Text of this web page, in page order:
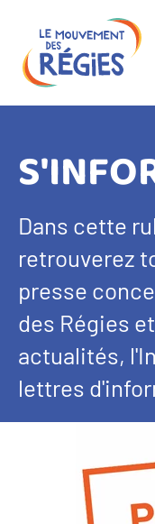
contenu
principal
Dans cette
retrouverez
presse
des Régies
actualités,
lettres